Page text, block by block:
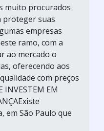
muito procurados
proteger suas
empresas
ramo, com a
ao mercado o
oferecendo aos
com preços
INVESTEM EM
em São Paulo que